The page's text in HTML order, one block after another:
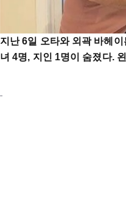
지난 6일 오타와 외곽 바헤
녀 4명, 지인 1명이 숨졌다.